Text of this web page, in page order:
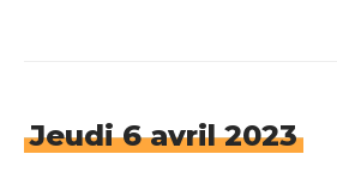
Jeudi 6 avril 2023